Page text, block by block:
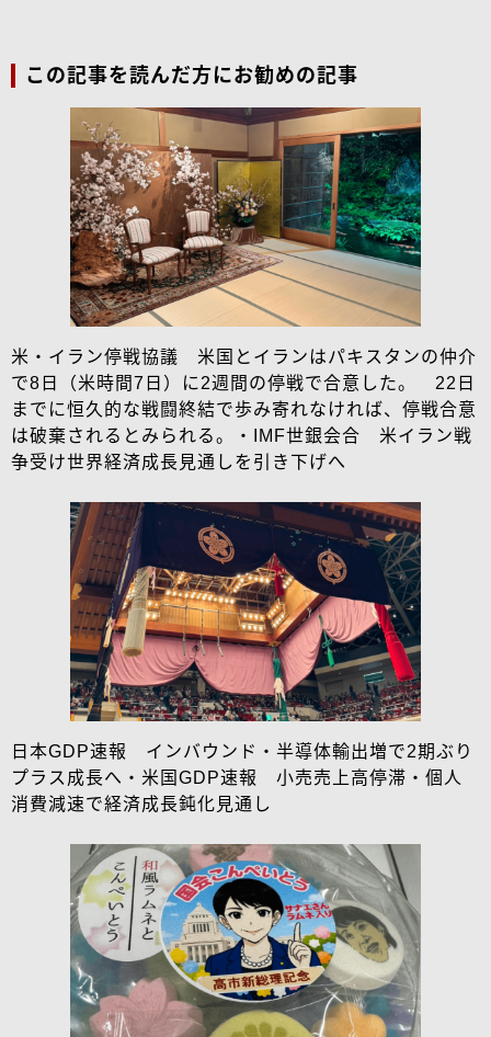
この記事を読んだ方にお勧めの記事
米・イラン停戦協議 米国とイランはパキスタンの仲介
で8日（米時間7日）に2週間の停戦で合意した。 22日
までに恒久的な戦闘終結で歩み寄れなければ、停戦合意
は破棄されるとみられる。・IMF世銀会合 米イラン戦
争受け世界経済成長見通しを引き下げへ
日本GDP速報 インバウンド・半導体輸出増で2期ぶり
プラス成長へ・米国GDP速報 小売売上高停滞・個人
消費減速で経済成長鈍化見通し